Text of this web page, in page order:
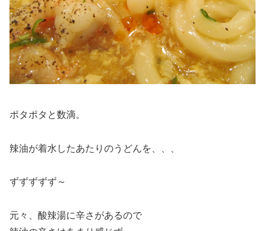
ポタポタと数滴。
辣油が着水したあたりのうどんを、、、
ずずずずず～
元々、酸辣湯に辛さがあるので